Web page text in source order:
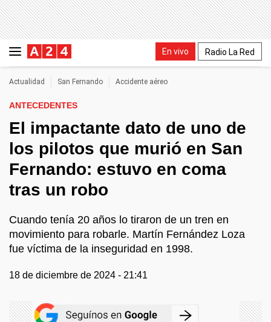
En vivo Radio La Red
Actualidad San Fernando Accidente aéreo
ANTECEDENTES
El impactante dato de uno de
los pilotos que murió en San
Fernando: estuvo en coma
tras un robo
Cuando tenía 20 años lo tiraron de un tren en
movimiento para robarle. Martín Fernández Loza
fue víctima de la inseguridad en 1998.
18 de diciembre de 2024 - 21:41